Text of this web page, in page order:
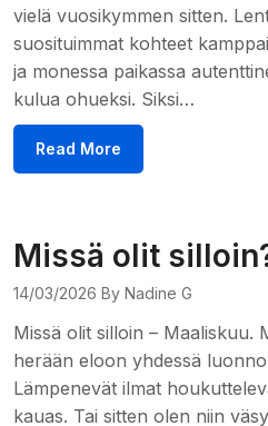
vielä vuosikymmen sitten.
suosituimmat kohteet
ja monessa paikassa
kulua ohueksi. Siksi…
Read More
Missä olit
14/03/2026 By Nadine G
Missä olit silloin – Maaliskuu.
herään eloon yhdessä
Lämpenevät ilmat
kauas. Tai sitten olen niin